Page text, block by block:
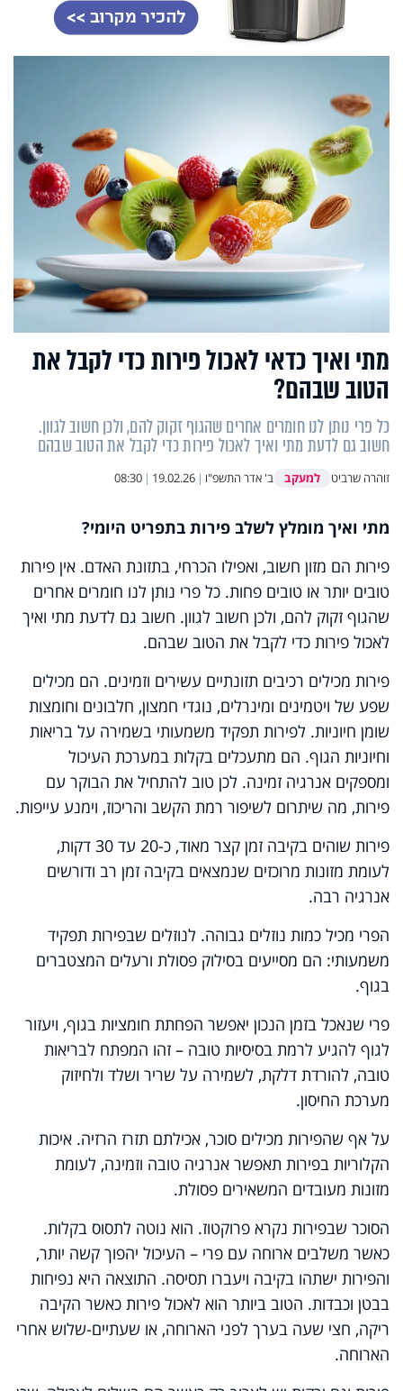
מתי ואיך כדאי לאכול פירות כדי לקבל את
הטוב שבהם?
כל פרי נותן לנו חומרים אחרים שהגוף זקוק להם, ולכן חשוב לגוון.
חשוב גם לדעת מתי ואיך לאכול פירות כדי לקבל את הטוב שבהם
זוהרה שרביט למעקב ב' אדר התשפ"ו |
19.02.26
|
08:30
מתי ואיך מומלץ לשלב פירות בתפריט היומי?
פירות הם מזון חשוב, ואפילו הכרחי, בתזונת האדם. אין פירות
טובים יותר או טובים פחות. כל פרי נותן לנו חומרים אחרים
שהגוף זקוק להם, ולכן חשוב לגוון. חשוב גם לדעת מתי ואיך
לאכול פירות כדי לקבל את הטוב שבהם.
פירות מכילים רכיבים תזונתיים עשירים וזמינים. הם מכילים
שפע של ויטמינים ומינרלים, נוגדי חמצון, חלבונים וחומצות
שומן חיוניות. לפירות תפקיד משמעותי בשמירה על בריאות
וחיוניות הגוף. הם מתעכלים בקלות במערכת העיכול
ומספקים אנרגיה זמינה. לכן טוב להתחיל את הבוקר עם
פירות, מה שיתרום לשיפור רמת הקשב והריכוז, וימנע עייפות.
פירות שוהים בקיבה זמן קצר מאוד, כ-20 עד 30 דקות,
לעומת מזונות מרוכזים שנמצאים בקיבה זמן רב ודורשים
אנרגיה רבה.
הפרי מכיל כמות נוזלים גבוהה. לנוזלים שבפירות תפקיד
משמעותי: הם מסייעים בסילוק פסולת ורעלים המצטברים
בגוף.
פרי שנאכל בזמן הנכון יאפשר הפחתת חומציות בגוף, ויעזור
לגוף להגיע לרמת בסיסיות טובה – זהו המפתח לבריאות
טובה, להורדת דלקת, לשמירה על שריר ושלד ולחיזוק
מערכת החיסון.
על אף שהפירות מכילים סוכר, אכילתם תזרז הרזיה. איכות
הקלוריות בפירות תאפשר אנרגיה טובה וזמינה, לעומת
מזונות מעובדים המשאירים פסולת.
הסוכר שבפירות נקרא פרוקטוז. הוא נוטה לתסוס בקלות.
כאשר משלבים ארוחה עם פרי – העיכול יהפוך קשה יותר,
והפירות ישתהו בקיבה ויעברו תסיסה. התוצאה היא נפיחות
בבטן וכבדות. הטוב ביותר הוא לאכול פירות כאשר הקיבה
ריקה, חצי שעה בערך לפני הארוחה, או שעתיים-שלוש אחרי
הארוחה.